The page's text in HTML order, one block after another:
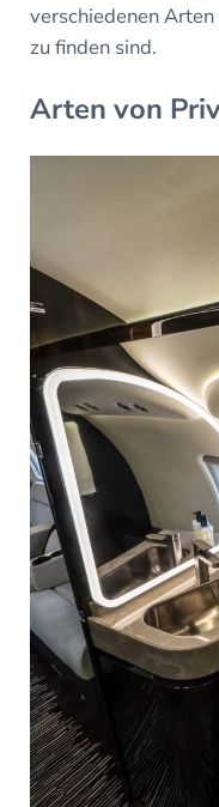
verschiedenen
zu finden sind.
Arten von